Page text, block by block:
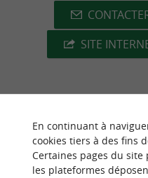
SITE
dernière
Source : Sirtaqui-
En continuant à
cookies tiers à des fins
Certaines pages du site
les plateformes